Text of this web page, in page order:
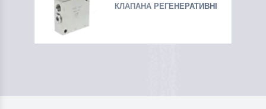
КЛАПАНА РЕГЕНЕРАТИВНІ